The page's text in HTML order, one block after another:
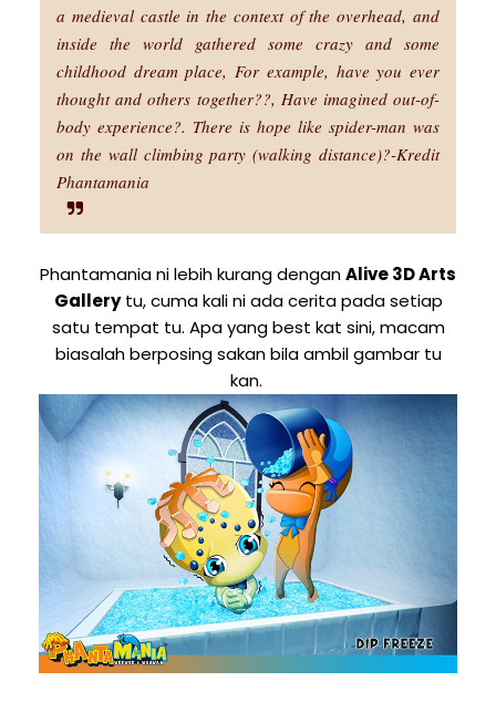
a medieval castle in the context of the overhead, and
inside the world gathered some crazy and some
childhood dream place, For example, have you ever
thought and others together??, Have imagined out-of-
body experience?. There is hope like spider-man was
on the wall climbing party (walking distance)?-Kredit
Phantamania
Phantamania ni lebih kurang denganAlive 3D Arts
Gallerytu, cuma kali ni ada cerita pada setiap
satu tempat tu. Apa yang best kat sini, macam
biasalah berposing sakan bila ambil gambar tu
kan.